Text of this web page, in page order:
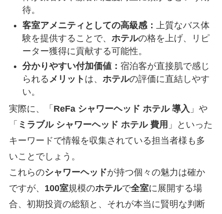
待。
客室アメニティとしての高級感：
上質なバス体
験を提供することで、 ホテルの格を上げ、リピ
ーター獲得に貢献する可能性。
分かりやすい付加価値： 宿泊客が直接肌で感じ
られるメリット は、 ホテルの評価に直結しやす
い。
実際に、「 ReFa シャワーヘッド ホテル 導入 」や
「 ミラブル シャワーヘッド ホテル 費用 」といった
キーワードで情報を収集されている担当者様も多
いことでしょう。
これらのシャワーヘッドが持つ個々の魅力は確か
ですが、 100室規模のホテルで全室に展開する場
合、初期投資の総額と、それが本当に賢明な判断